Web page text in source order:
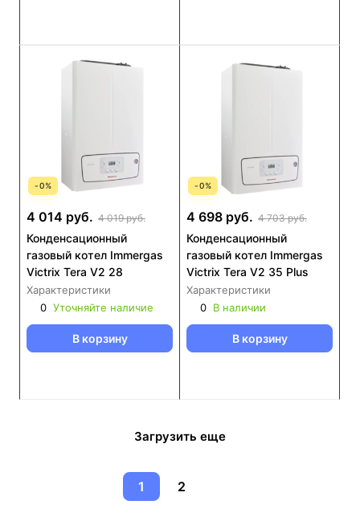
-0%
4 014 руб. 4 019 руб.
Конденсационный
газовый котел Immergas
Victrix Tera V2 28
Характеристики
0 Уточняйте наличие
В корзину
-0%
4 698 руб. 4 703 руб.
Конденсационный
газовый котел Immergas
Victrix Tera V2 35 Plus
Характеристики
0 В наличии
В корзину
Загрузить еще
1 2